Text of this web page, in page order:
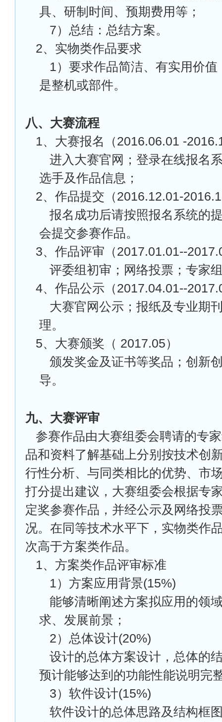
具、研制时间、预期费用等；
7）总结：总结方案。
2、实物类作品要求
1）要求作品简洁、有实用价
是整机或部件。
八、大赛流程
1、大赛报名（2016.06.01 -
进入大赛官网；登录在线报名
选手及作品信息；
2、作品提交（2016.12.01-
报名成功后请按照报名系统的
会提交参赛作品。
3、作品评审（2017.01.01--
评委组初审；网络投票；专家
4、作品公示（2017.04.01--
大赛官网公示；报纸及专业期
理。
5、大赛颁奖（ 2017.05）
颁发奖金及证书等奖品；创新
导。
九、大赛评审
参赛作品由大赛组委会聘请的专
品和资料了解基础上分别按技术创
行性分析、与同类相比的优势、市
打分提出建议，大赛组委会根据专
定奖参赛作品，并经公示及网络投
况。在同等技术水平下，实物类作
次高于方案类作品。
1、方案类作品评审标准
1）方案应用背景(15%)
能够清晰阐述方案拟应用的领
求、发展前景；
2）总体设计(20%)
设计的总体方案设计，总体的
预计能够达到的功能性能说明完
3）软件设计(15%)
软件设计的总体思路及结构框